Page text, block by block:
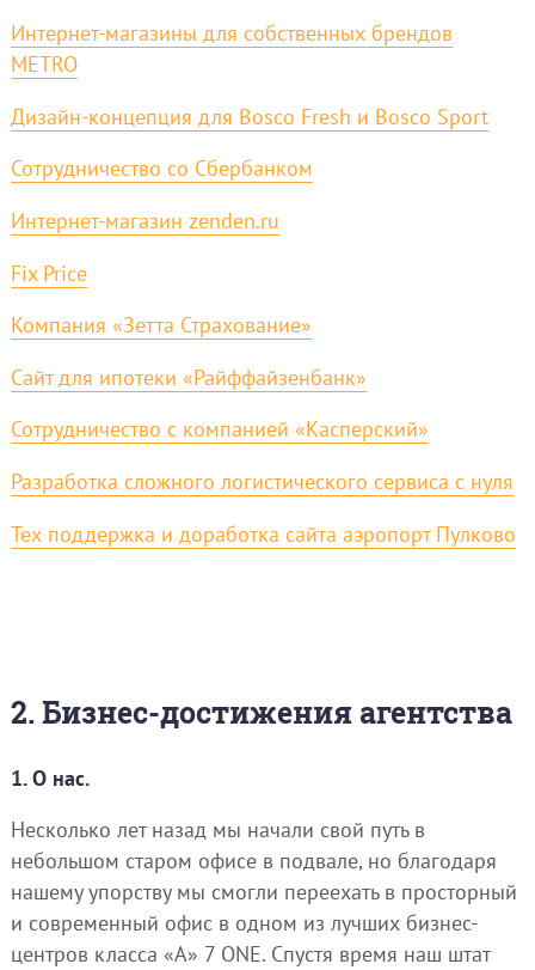
Интернет-магазины для собственных брендов
METRO
Дизайн-концепция для Bosco Fresh и Bosco Sport
Сотрудничество со Сбербанком
Интернет-магазин zenden.ru
Fix Price
Компания «Зетта Страхование»
Сайт для ипотеки «Райффайзенбанк»
Сотрудничество с компанией «Касперский»
Разработка сложного логистического сервиса с нуля
Тех поддержка и доработка сайта аэропорт Пулково
2. Бизнес-достижения агентства
1. О нас.
Несколько лет назад мы начали свой путь в
небольшом старом офисе в подвале, но благодаря
нашему упорству мы смогли переехать в просторный
и современный офис в одном из лучших бизнес-
центров класса «А» 7 ONE. Спустя время наш штат